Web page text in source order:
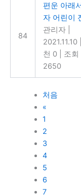
84
편운 아래
자 어린이
관리자
2021.11.10
천 0
조회
2650
처음
«
1
2
3
4
5
6
7